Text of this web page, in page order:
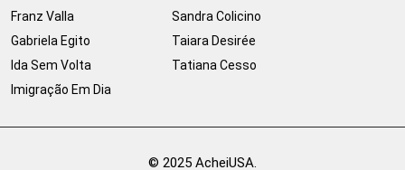
Franz Valla
Gabriela Egito
Ida Sem Volta
Imigração Em Dia
Sandra Colicino
Taiara Desirée
Tatiana Cesso
© 2025 AcheiUSA.